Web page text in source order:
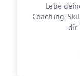
Lebe
Coaching-
dir